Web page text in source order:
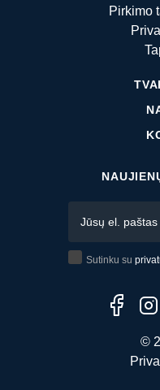
Pirkimo
Sutinku su
©